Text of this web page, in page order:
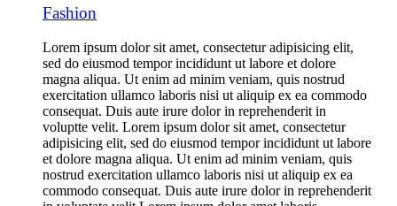
Fashion
Lorem ipsum dolor sit amet, consectetur adipisicing elit,
sed do eiusmod tempor incididunt ut labore et dolore
magna aliqua. Ut enim ad minim veniam, quis nostrud
exercitation ullamco laboris nisi ut aliquip ex ea commodo
consequat. Duis aute irure dolor in reprehenderit in
voluptte velit. Lorem ipsum dolor sit amet, consectetur
adipisicing elit, sed do eiusmod tempor incididunt ut labore
et dolore magna aliqua. Ut enim ad minim veniam, quis
nostrud exercitation ullamco laboris nisi ut aliquip ex ea
commodo consequat. Duis aute irure dolor in reprehenderit